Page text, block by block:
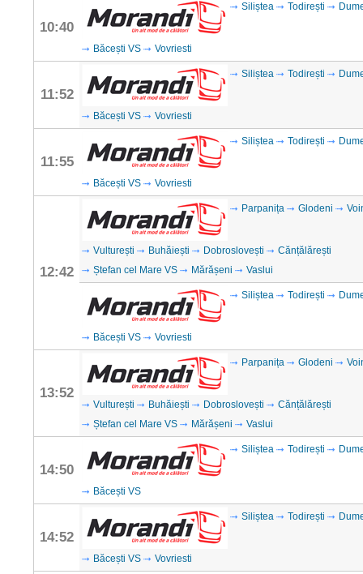
10:40
Siliștea Todirești
Băcești VS Vovriesti
11:52
Siliștea Todirești
Băcești VS Vovriesti
11:55
Siliștea Todirești
Băcești VS Vovriesti
12:42
Parpanița Glodeni
Vulturești Buhăiești Dobroslovești
Cănțălărești
Ștefan cel Mare VS
Mărășeni Vaslui
Siliștea Todirești
Băcești VS Vovriesti
13:52
Parpanița Glodeni
Vulturești Buhăiești Dobroslovești
Cănțălărești
Ștefan cel Mare VS
Mărășeni Vaslui
14:50
Siliștea Todirești
Băcești VS
14:52
Siliștea Todirești
Băcești VS Vovriesti